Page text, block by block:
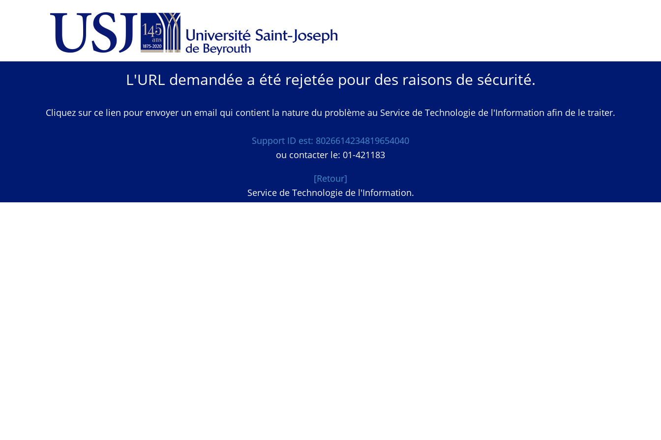
L'URL demandée a été rejetée pour des raisons de sécurité.
Cliquez sur ce lien pour envoyer un email qui contient la nature du problème au Service de Technologie de l'Information afin de le traiter.
Support ID est: 8026614234819654040
ou contacter le: 01-421183
[Retour]
Service de Technologie de l'Information.